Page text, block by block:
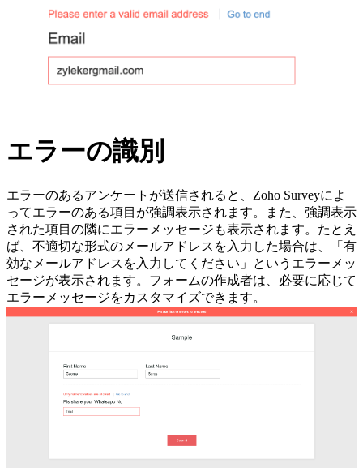
エラーの識別
エラーのあるアンケートが送信されると、Zoho Surveyによ
ってエラーのある項目が強調表示されます。また、強調表示
された項目の隣にエラーメッセージも表示されます。たとえ
ば、不適切な形式のメールアドレスを入力した場合は、「有
効なメールアドレスを入力してください」というエラーメッ
セージが表示されます。フォームの作成者は、必要に応じて
エラーメッセージをカスタマイズできます。